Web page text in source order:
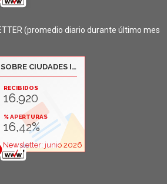
(promedio diario durante último mes